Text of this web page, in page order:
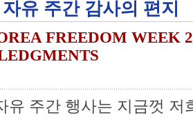
유 주간 감사의 편지
FREEDOM WEEK
유 주간 행사는 지금껏 저